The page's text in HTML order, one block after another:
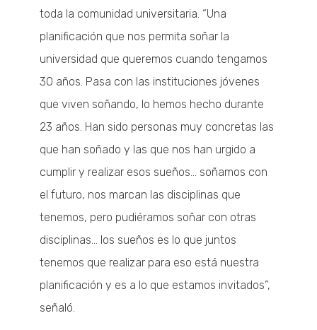
toda la comunidad universitaria. “Una
planificación que nos permita soñar la
universidad que queremos cuando tengamos
30 años. Pasa con las instituciones jóvenes
que viven soñando, lo hemos hecho durante
23 años. Han sido personas muy concretas las
que han soñado y las que nos han urgido a
cumplir y realizar esos sueños… soñamos con
el futuro, nos marcan las disciplinas que
tenemos, pero pudiéramos soñar con otras
disciplinas… los sueños es lo que juntos
tenemos que realizar para eso está nuestra
planificación y es a lo que estamos invitados”,
señaló.